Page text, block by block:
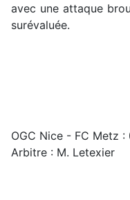
avec une attaque
surévaluée.
OGC Nice - FC Metz :
Arbitre : M. Letexier